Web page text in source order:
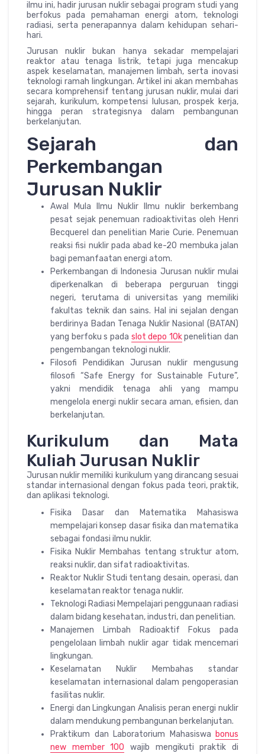
ilmu ini, hadir jurusan nuklir sebagai program studi yang
berfokus pada pemahaman energi atom, teknologi
radiasi, serta penerapannya dalam kehidupan sehari-
hari.
Jurusan nuklir bukan hanya sekadar mempelajari
reaktor atau tenaga listrik, tetapi juga mencakup
aspek keselamatan, manajemen limbah, serta inovasi
teknologi ramah lingkungan. Artikel ini akan membahas
secara komprehensif tentang jurusan nuklir, mulai dari
sejarah, kurikulum, kompetensi lulusan, prospek kerja,
hingga peran strategisnya dalam pembangunan
berkelanjutan.
Sejarah dan
Perkembangan
Jurusan Nuklir
Awal Mula Ilmu Nuklir Ilmu nuklir berkembang
pesat sejak penemuan radioaktivitas oleh Henri
Becquerel dan penelitian Marie Curie. Penemuan
reaksi fisi nuklir pada abad ke-20 membuka jalan
bagi pemanfaatan energi atom.
Perkembangan di Indonesia Jurusan nuklir mulai
diperkenalkan di beberapa perguruan tinggi
negeri, terutama di universitas yang memiliki
fakultas teknik dan sains. Hal ini sejalan dengan
berdirinya Badan Tenaga Nuklir Nasional (BATAN)
yang berfoku s pada slot depo 10kpenelitian dan
pengembangan teknologi nuklir.
Filosofi Pendidikan Jurusan nuklir mengusung
filosofi “Safe Energy for Sustainable Future”,
yakni mendidik tenaga ahli yang mampu
mengelola energi nuklir secara aman, efisien, dan
berkelanjutan.
Kurikulum dan Mata
Kuliah Jurusan Nuklir
Jurusan nuklir memiliki kurikulum yang dirancang sesuai
standar internasional dengan fokus pada teori, praktik,
dan aplikasi teknologi.
Fisika Dasar dan Matematika Mahasiswa
mempelajari konsep dasar fisika dan matematika
sebagai fondasi ilmu nuklir.
Fisika Nuklir Membahas tentang struktur atom,
reaksi nuklir, dan sifat radioaktivitas.
Reaktor Nuklir Studi tentang desain, operasi, dan
keselamatan reaktor tenaga nuklir.
Teknologi Radiasi Mempelajari penggunaan radiasi
dalam bidang kesehatan, industri, dan penelitian.
Manajemen Limbah Radioaktif Fokus pada
pengelolaan limbah nuklir agar tidak mencemari
lingkungan.
Keselamatan Nuklir Membahas standar
keselamatan internasional dalam pengoperasian
fasilitas nuklir.
Energi dan Lingkungan Analisis peran energi nuklir
dalam mendukung pembangunan berkelanjutan.
Praktikum dan Laboratorium Mahasiswa bonus
new member 100 wajib mengikuti praktik di